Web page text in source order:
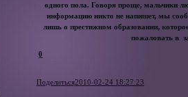
одного пола. Говоря проще, мальчики
информацию никто не напишет, мы
лишь о престижном образовании,
пожаловать в
0
Поделиться2010-02-24 18:27:23